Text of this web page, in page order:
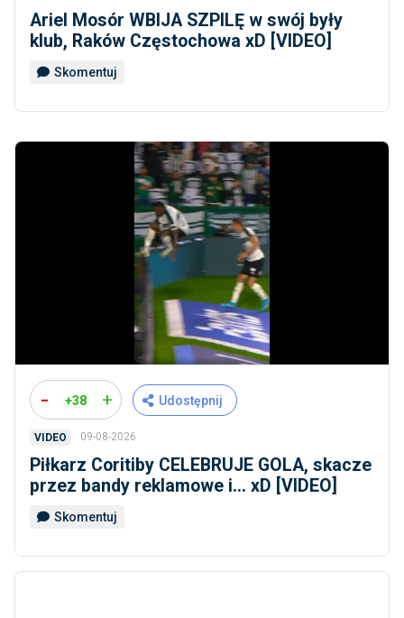
Ariel Mosór WBIJA SZPILĘ w swój były
klub, Raków Częstochowa xD [VIDEO]
Skomentuj
- +38 + Udostępnij
VIDEO 09-08-2026
Piłkarz Coritiby CELEBRUJE GOLA, skacze
przez bandy reklamowe i... xD [VIDEO]
Skomentuj